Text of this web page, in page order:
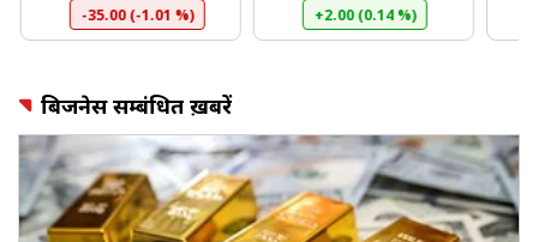
-35.00 (-1.01 %) +2.00 (0.14 %)
बिजनेस सम्बंधित ख़बरें